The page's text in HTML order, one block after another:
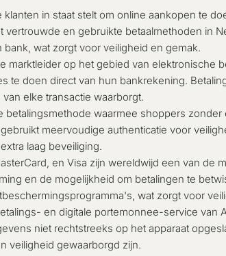
klanten in staat stelt om online aankopen te
en gebruikte betaalmethoden in
wat zorgt voor veiligheid en gemak.
marktleider op het gebied van elektronische
te doen direct van hun bankrekening.
elke transactie waarborgt.
betalingsmethode waarmee shoppers
meervoudige authenticatie voor
laag beveiliging.
en Visa zijn wereldwijd een van de
en de mogelijkheid om betalingen te
wat zorgt voor
en digitale portemonnee-service van
niet rechtstreeks op het apparaat
veiligheid gewaarborgd zijn.